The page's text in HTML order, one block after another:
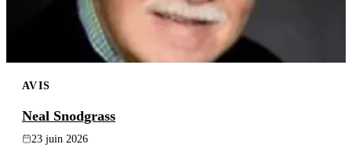
AVIS
Neal Snodgrass
23 juin 2026